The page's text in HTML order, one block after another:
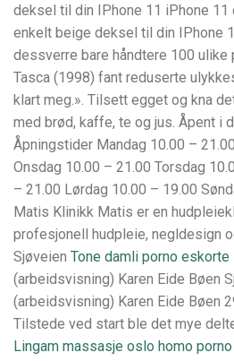
deksel til din IPhone 11 iPhone
enkelt beige deksel til din IPhone
dessverre bare håndtere 100 ulike
Tasca (1998) fant reduserte
klart meg.». Tilsett egget og kna
med brød, kaffe, te og jus. Åpent i
Åpningstider Mandag 10.00 –
Onsdag 10.00 – 21.00 Torsdag
– 21.00 Lørdag 10.00 – 19.00
Matis Klinikk Matis er en
profesjonell hudpleie, negldesign
Sjøveien Tone damli porno eskorte
(arbeidsvisning) Karen Eide Bøen
(arbeidsvisning) Karen Eide Bøen
Tilstede ved start ble det mye
Lingam massasje oslo homo porno